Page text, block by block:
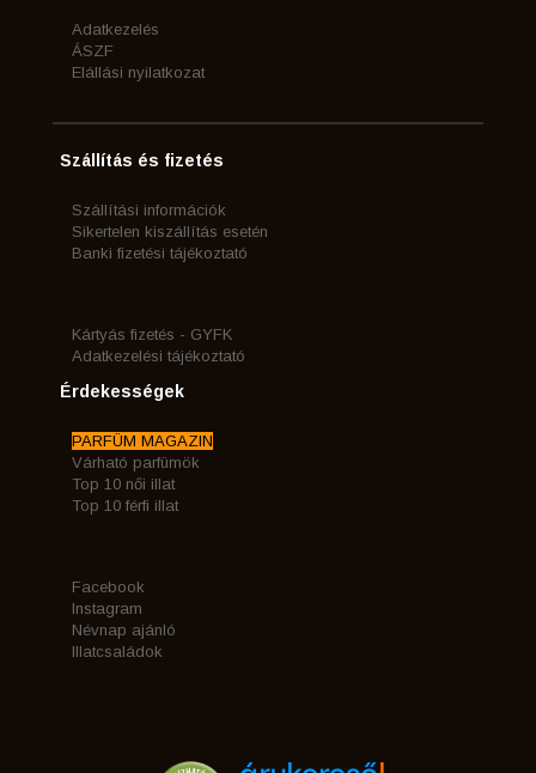
Adatkezelés
ÁSZF
Elállási nyilatkozat
Szállítás és fizetés
Szállítási információk
Sikertelen kiszállítás esetén
Banki fizetési tájékoztató
Kártyás fizetés - GYFK
Adatkezelési tájékoztató
Érdekességek
PARFÜM MAGAZIN
Várható parfümök
Top 10 női illat
Top 10 férfi illat
Facebook
Instagram
Névnap ajánló
Illatcsaládok